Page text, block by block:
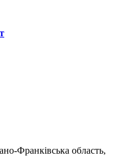
Франківська область,